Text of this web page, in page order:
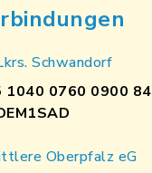
Schwandorf
1040 0760 0900 84
Oberpfalz eG